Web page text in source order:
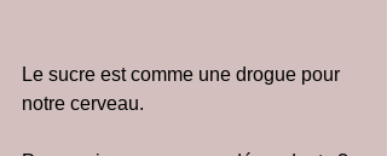
Le sucre est comme une drogue pour
notre cerveau.